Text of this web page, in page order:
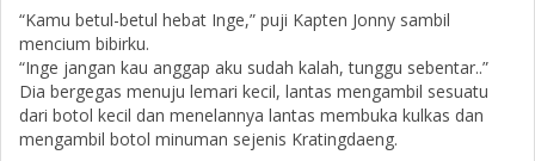
“Kamu betul-betul hebat Inge,” puji Kapten Jonny sambil
mencium bibirku.
“Inge jangan kau anggap aku sudah kalah, tunggu sebentar..”
Dia bergegas menuju lemari kecil, lantas mengambil sesuatu
dari botol kecil dan menelannya lantas membuka kulkas dan
mengambil botol minuman sejenis Kratingdaeng.